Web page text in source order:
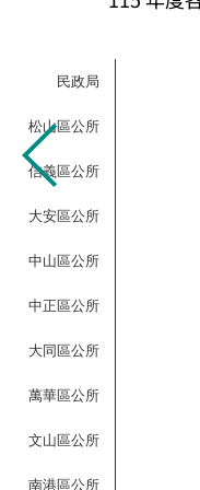
民政局
松山區公所
信義區公所
大安區公所
中山區公所
中正區公所
大同區公所
萬華區公所
文山區公所
南港區公所